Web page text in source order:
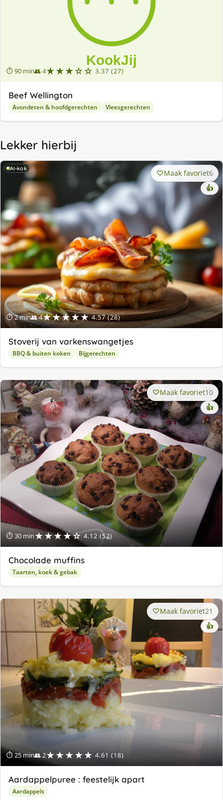
⏱ 90 min👥 4★★★☆☆ 3.37 (27)
Beef Wellington
Avondeten & hoofdgerechten Vleesgerechten
Lekker hierbij
AI-kok
⏱ 2 min👥 4★★★★★ 4.57 (28)
Maak favoriet6
👍
Stoverij van varkenswangetjes
BBQ & buiten koken Bijgerechten
⏱ 30 min★★★★☆ 4.12 (52)
Maak favoriet10
👍
Chocolade muffins
Taarten, koek & gebak
⏱ 25 min👥 2★★★★★ 4.61 (18)
Maak favoriet21
👍
Aardappelpuree : feestelijk apart
Aardappels